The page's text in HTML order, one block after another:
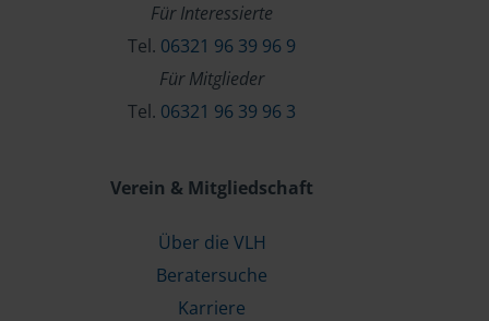
Für Interessierte
Tel. 06321 96 39 96 9
Für Mitglieder
Tel. 06321 96 39 96 3
Verein & Mitgliedschaft
Über die VLH
Beratersuche
Karriere